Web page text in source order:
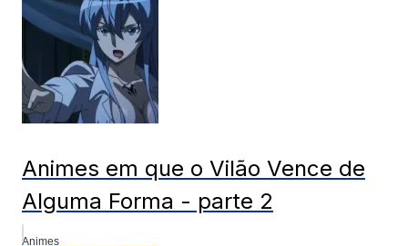
Animes em que o Vilão Vence de
Alguma Forma - parte 2
Animes